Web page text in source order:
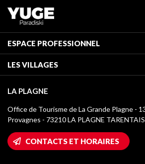
ESPACE PROFESSIONNEL
Classement des meublés
Taxe de séjour
Médiathèque
Logos La Plagne
Accès Wifi
Maison des Propriétaires
LES VILLAGES
Montchavin - Les Coches
Champagny-en-Vanoise
Plagne 1800
LA PLAGNE
Office de Tourisme de La Grande Plagne -
Provagnes - 73210 LA PLAGNE
CONTACTS ET HORAIRES